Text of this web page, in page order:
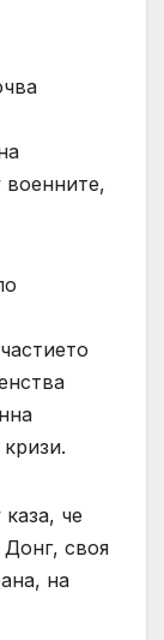
че
своя
на